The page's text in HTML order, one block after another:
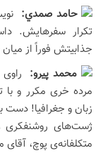
حامد صمدي:
تکرار سفرهایش.
جذابیتش فوراً از میان
محمد پيرو:
مرده خری مکرر و با
زبان و جغرافیا! دست
ژست‌های روشنفکری
متکلفانه‌ی پوچ،